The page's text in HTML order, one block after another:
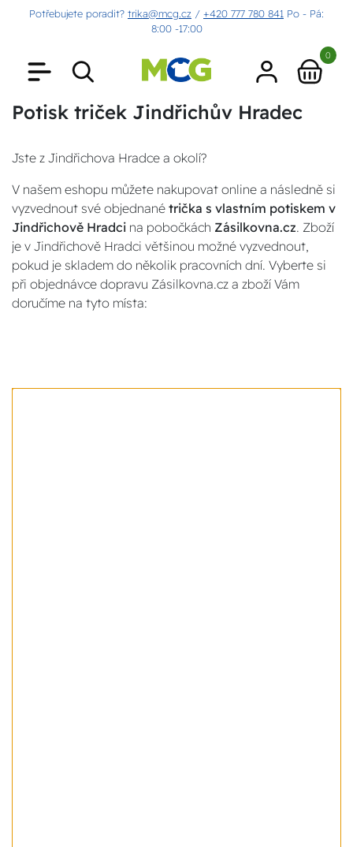
Potřebujete poradit? trika@mcg.cz / +420 777 780 841 Po - Pá:
8:00 -17:00
0
Potisk triček Jindřichův Hradec
Jste z Jindřichova Hradce a okolí?
V našem eshopu můžete nakupovat online a následně si
vyzvednout své objednané trička s vlastním potiskem v
Jindřichově Hradci na pobočkách Zásilkovna.cz. Zboží
je v Jindřichově Hradci většinou možné vyzvednout,
pokud je skladem do několik pracovních dní. Vyberte si
při objednávce dopravu Zásilkovna.cz a zboží Vám
doručíme na tyto místa: